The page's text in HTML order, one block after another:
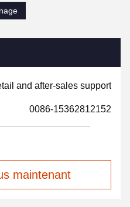
and after-sales support
0086-15362812152
maintenant